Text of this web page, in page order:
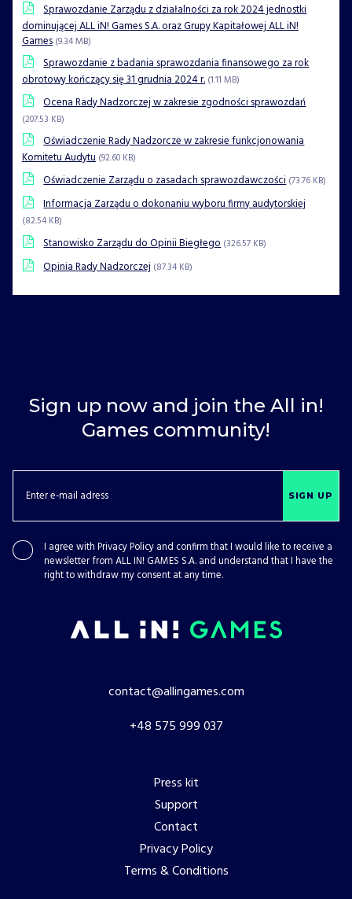
Sprawozdanie Zarządu z działalności za rok 2024 jednostki
dominującej ALL iN! Games S.A. oraz Grupy Kapitałowej ALL iN!
Games (9.34 MB)
Sprawozdanie z badania sprawozdania finansowego za rok
obrotowy kończący się 31 grudnia 2024 r. (1.11 MB)
Ocena Rady Nadzorczej w zakresie zgodności sprawozdań
(207.53 KB)
Oświadczenie Rady Nadzorcze w zakresie funkcjonowania
Komitetu Audytu (92.60 KB)
Oświadczenie Zarządu o zasadach sprawozdawczości (73.76 KB)
Informacja Zarządu o dokonaniu wyboru firmy audytorskiej
(82.54 KB)
Stanowisko Zarządu do Opinii Biegłego (326.57 KB)
Opinia Rady Nadzorczej (87.34 KB)
Sign up now and join the All in!
Games community!
SIGN UP
I agree with Privacy Policy and confirm that I would like to receive a
newsletter from ALL IN! GAMES S.A. and understand that I have the
right to withdraw my consent at any time.
contact@allingames.com
+48 575 999 037
Press kit
Support
Contact
Privacy Policy
Terms & Conditions